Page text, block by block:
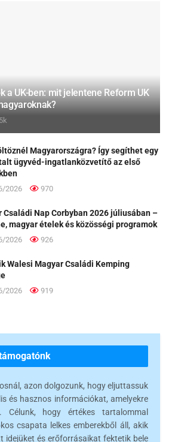
a UK-ben: mit jelentene Reform UK
Magyarországra? Így segíthet egy
ügyvéd-ingatlanközvetítő az első
2026 970
Családi Nap Corbyban 2026 júliusában –
magyar ételek és közösségi programok
2026 926
Walesi Magyar Családi Kemping
2026 919
azon dolgozunk, hogy eljuttassuk
és hasznos információkat, amelyekre
Célunk, hogy értékes tartalommal
csapata lelkes emberekből áll, akik
idejüket és erőforrásaikat fektetik bele